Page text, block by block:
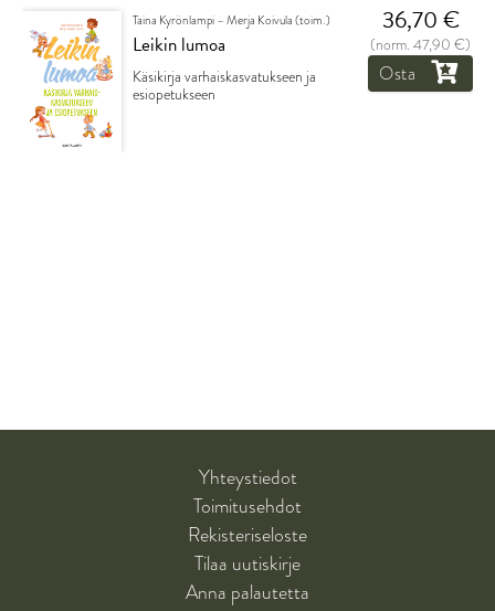
Taina Kyrönlampi – Merja Koivula (toim.)
Leikin lumoa
Käsikirja varhaiskasvatukseen ja
esiopetukseen
36,70 €
(norm. 47,90 €)
Osta
Yhteystiedot
Toimitusehdot
Rekisteriseloste
Tilaa uutiskirje
Anna palautetta